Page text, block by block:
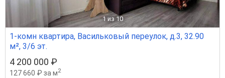
1 из 10
1-комн квартира, Васильковый переулок, д.3, 32.90
м², 3/6 эт.
4 200 000 ₽
127 660 ₽ за м2